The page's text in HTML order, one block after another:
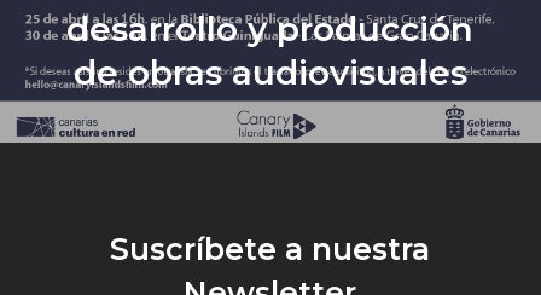
desarrollo y producción
de obras audiovisuales
Suscríbete a nuestra